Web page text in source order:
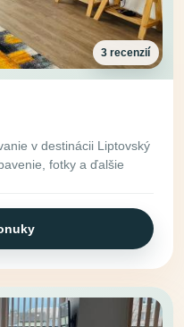
3 recenzií
v destinácii Liptovský
fotky a ďalšie